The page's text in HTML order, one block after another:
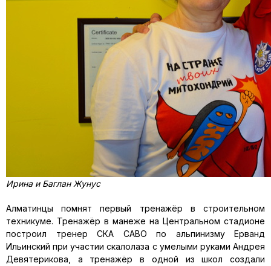
Ирина и Баглан Жунус
Алматинцы помнят первый тренажёр в строительном
техникуме. Тренажёр в манеже на Центральном стадионе
построил тренер СКА САВО по альпинизму Ерванд
Ильинский при участии скалолаза с умелыми руками Андрея
Девятерикова, а тренажёр в одной из школ создали